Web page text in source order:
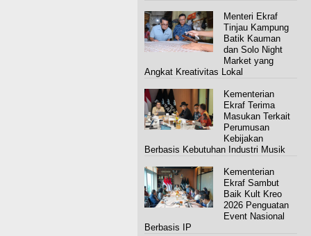
Menteri Ekraf
Tinjau Kampung
Batik Kauman
dan Solo Night
Market yang
Angkat Kreativitas Lokal
Kementerian
Ekraf Terima
Masukan Terkait
Perumusan
Kebijakan
Berbasis Kebutuhan Industri Musik
Kementerian
Ekraf Sambut
Baik Kult Kreo
2026 Penguatan
Event Nasional
Berbasis IP